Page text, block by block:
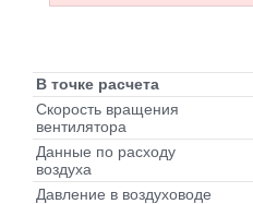
В точке расчета
Скорость вращения
вентилятора
Данные по расходу
воздуха
Давление в воздуховоде